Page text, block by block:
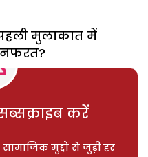
पहली मुलाकात में
नफरत?
करें
मुद्दों से जुड़ी हर